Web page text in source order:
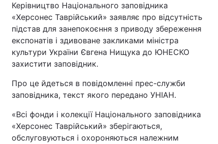
Керівництво Національного заповідника
«Херсонес Таврійський» заявляє про відсутність
підстав для занепокоєння з приводу збереження
експонатів і здивоване закликами міністра
культури України Євгена Нищука до ЮНЕСКО
захистити заповідник.
Про це йдеться в повідомленні прес-служби
заповідника, текст якого передано УНІАН.
«Всі фонди і колекції Національного заповідника
«Херсонес Таврійський» зберігаються,
обслуговуються і охороняються належним